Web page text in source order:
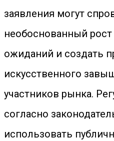
заявления могут
необоснованный
ожиданий и создать
искусственного
участников рынка.
согласно
использовать